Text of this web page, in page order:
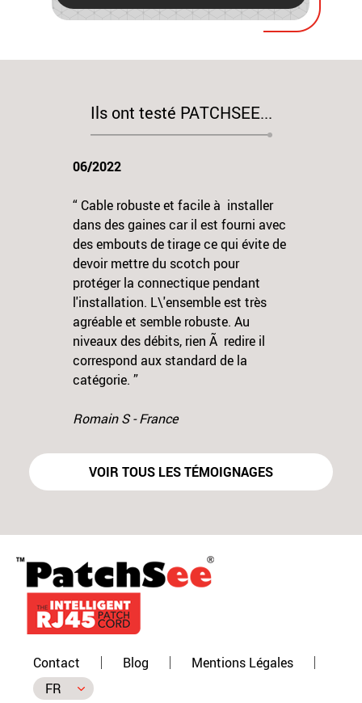
Ils ont testé PATCHSEE...
06/2022
“ Cable robuste et facile à installer
dans des gaines car il est fourni avec
des embouts de tirage ce qui évite de
devoir mettre du scotch pour
protéger la connectique pendant
l'installation. L\'ensemble est très
agréable et semble robuste. Au
niveaux des débits, rien Ã redire il
correspond aux standard de la
catégorie. ”
Romain S - France
Previous
VOIR TOUS LES TÉMOIGNAGES
Contact Blog Mentions Légales